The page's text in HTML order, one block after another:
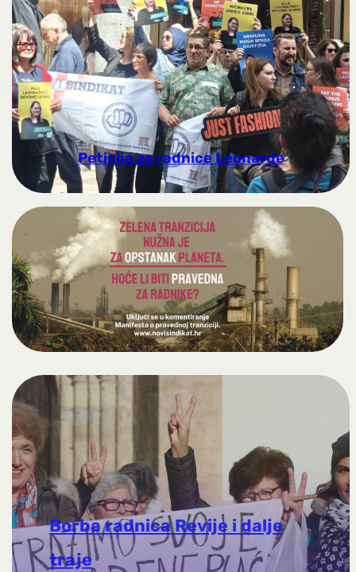
Peticija za radnice Leonarde
Borba radnica Revije i dalje
traje